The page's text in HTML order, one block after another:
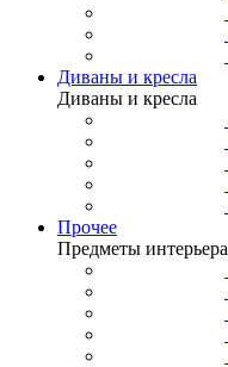
Диваны и кресла
Диваны и кресла
Прочее
Предметы интерьера